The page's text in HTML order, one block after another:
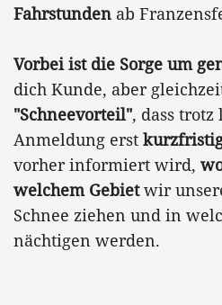
Fahrstunden ab
Vorbei ist die Sorge um
dich Kunde, aber
"Schneevorteil", dass
Anmeldung erst
vorher informiert wird,
welchem Gebietwir
Schnee ziehen und in
nächtigen werden.